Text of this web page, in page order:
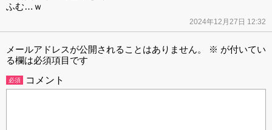
ふむ…ｗ
2024年12月27日 12:32
メールアドレスが公開されることはありません。 ※ が付いてい
る欄は必須項目です
必須 コメント